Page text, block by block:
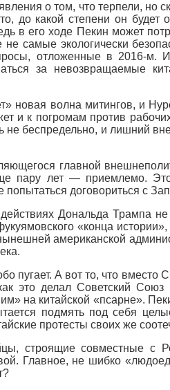
о том, что терпели,
до какой степени он будет
в его ходе Пекин может
самые экологически
отложенные в 2016-м.
за невозвращаемые
новая волна митингов, и
и к погромам против
беспредельно, и лишний
главной
пару лет — приемлемо.
договориться с
Дональда Трампа не
«конца
американской
пугает. А вот то, что
это делал Советский Союз
на китайской «псарне».
подмять под себя
протесты своих же
совместные с
Главное, не шибко